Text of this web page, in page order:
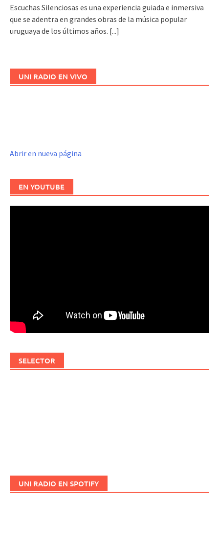
Escuchas Silenciosas es una experiencia guiada e inmersiva
que se adentra en grandes obras de la música popular
uruguaya de los últimos años. [...]
UNI RADIO EN VIVO
Abrir en nueva página
EN YOUTUBE
SELECTOR
UNI RADIO EN SPOTIFY